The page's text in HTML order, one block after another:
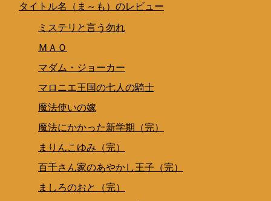
タイトル名（ま～も）のレビュー
ミステリと言う勿れ
ＭＡＯ
マダム・ジョーカー
マロニエ王国の七人の騎士
魔法使いの嫁
魔法にかかった新学期（完）
まりんこゆみ（完）
百千さん家のあやかし王子（完）
ましろのおと（完）